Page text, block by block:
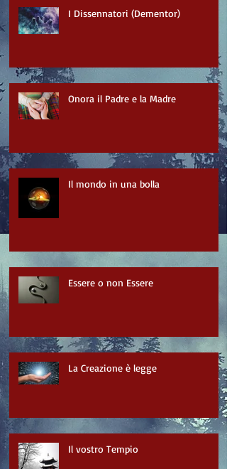
I Dissennatori (Dementor)
Onora il Padre e la Madre
Il mondo in una bolla
Essere o non Essere
La Creazione è legge
Il vostro Tempio